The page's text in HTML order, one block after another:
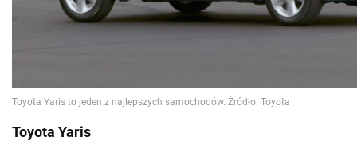
Toyota Yaris